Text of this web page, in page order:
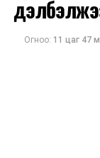
чадварыг
төгсөгчдийг
Огноо: 11 цаг 47